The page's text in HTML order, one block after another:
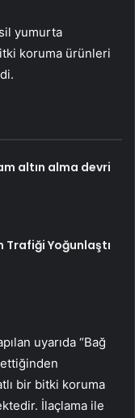
yumurta
koruma ürünleri
altın alma devri
Trafiği Yoğunlaştı
uyarıda “Bağ
ettiğinden
bir bitki koruma
İlaçlama ile